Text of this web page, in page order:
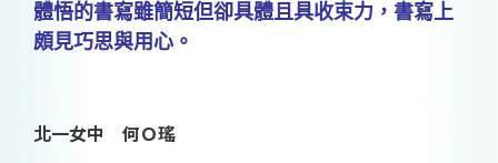
體悟的書寫雖簡短但卻具體且具收束力，書寫上
頗見巧思與用心。
北一女中 何Ｏ瑤